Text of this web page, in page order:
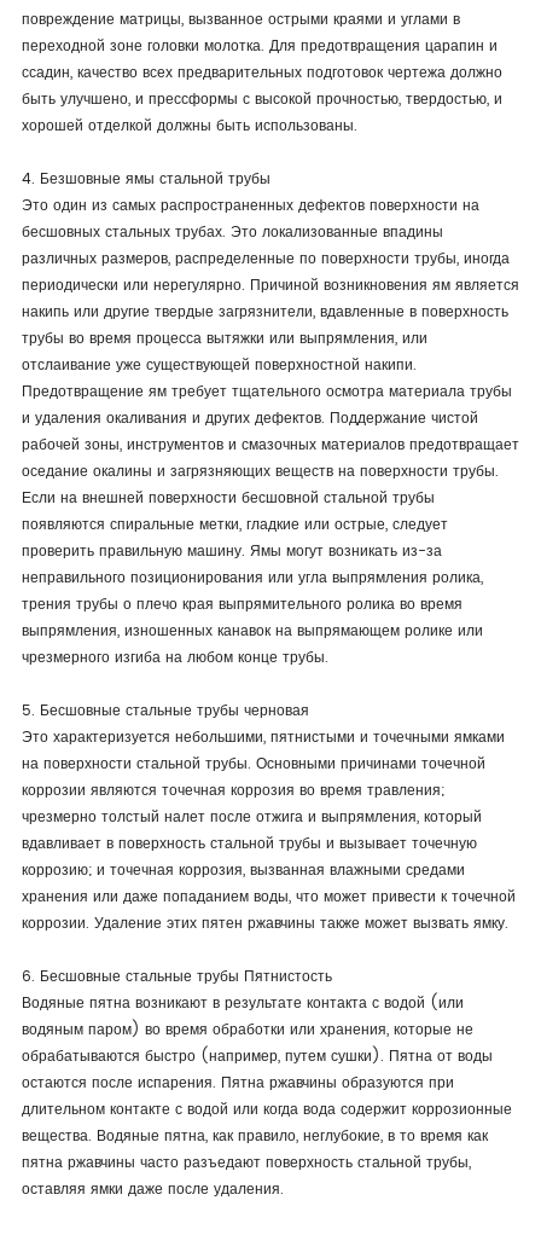
повреждение матрицы, вызванное острыми краями и углами в
переходной зоне головки молотка. Для предотвращения царапин и
ссадин, качество всех предварительных подготовок чертежа должно
быть улучшено, и прессформы с высокой прочностью, твердостью, и
хорошей отделкой должны быть использованы.
4. Безшовные ямы стальной трубы
Это один из самых распространенных дефектов поверхности на
бесшовных стальных трубах. Это локализованные впадины
различных размеров, распределенные по поверхности трубы, иногда
периодически или нерегулярно. Причиной возникновения ям является
накипь или другие твердые загрязнители, вдавленные в поверхность
трубы во время процесса вытяжки или выпрямления, или
отслаивание уже существующей поверхностной накипи.
Предотвращение ям требует тщательного осмотра материала трубы
и удаления окаливания и других дефектов. Поддержание чистой
рабочей зоны, инструментов и смазочных материалов предотвращает
оседание окалины и загрязняющих веществ на поверхности трубы.
Если на внешней поверхности бесшовной стальной трубы
появляются спиральные метки, гладкие или острые, следует
проверить правильную машину. Ямы могут возникать из-за
неправильного позиционирования или угла выпрямления ролика,
трения трубы о плечо края выпрямительного ролика во время
выпрямления, изношенных канавок на выпрямающем ролике или
чрезмерного изгиба на любом конце трубы.
5. Бесшовные стальные трубы черновая
Это характеризуется небольшими, пятнистыми и точечными ямками
на поверхности стальной трубы. Основными причинами точечной
коррозии являются точечная коррозия во время травления;
чрезмерно толстый налет после отжига и выпрямления, который
вдавливает в поверхность стальной трубы и вызывает точечную
коррозию; и точечная коррозия, вызванная влажными средами
хранения или даже попаданием воды, что может привести к точечной
коррозии. Удаление этих пятен ржавчины также может вызвать ямку.
6. Бесшовные стальные трубы Пятнистость
Водяные пятна возникают в результате контакта с водой (или
водяным паром) во время обработки или хранения, которые не
обрабатываются быстро (например, путем сушки). Пятна от воды
остаются после испарения. Пятна ржавчины образуются при
длительном контакте с водой или когда вода содержит коррозионные
вещества. Водяные пятна, как правило, неглубокие, в то время как
пятна ржавчины часто разъедают поверхность стальной трубы,
оставляя ямки даже после удаления.